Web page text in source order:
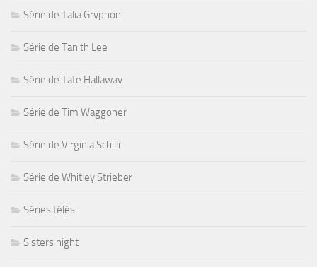
Série de Talia Gryphon
Série de Tanith Lee
Série de Tate Hallaway
Série de Tim Waggoner
Série de Virginia Schilli
Série de Whitley Strieber
Séries télés
Sisters night